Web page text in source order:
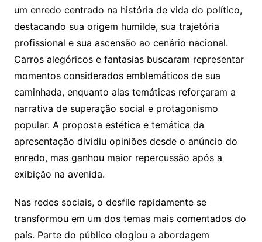
um enredo centrado na história de vida do político,
destacando sua origem humilde, sua trajetória
profissional e sua ascensão ao cenário nacional.
Carros alegóricos e fantasias buscaram representar
momentos considerados emblemáticos de sua
caminhada, enquanto alas temáticas reforçaram a
narrativa de superação social e protagonismo
popular. A proposta estética e temática da
apresentação dividiu opiniões desde o anúncio do
enredo, mas ganhou maior repercussão após a
exibição na avenida.
Nas redes sociais, o desfile rapidamente se
transformou em um dos temas mais comentados do
país. Parte do público elogiou a abordagem